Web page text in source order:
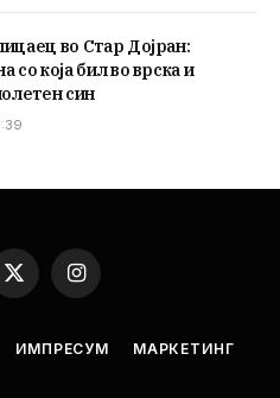
во Стар Дојран:
со која бил во врска и
син
X
(Twitter)
Instagram
ИМПРЕСУМ МАРКЕТИНГ